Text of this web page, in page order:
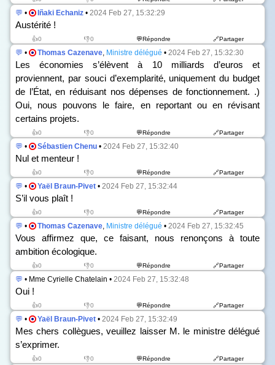
💬 • Iñaki Echaniz • 2024 Feb 27, 15:32:29
Austérité !
👍0 👎0 💬Répondre 🔗Partager
💬 • Thomas Cazenave, Ministre délégué • 2024 Feb 27, 15:32:30
Les économies s’élèvent à 10 milliards d’euros et
proviennent, par souci d’exemplarité, uniquement du budget
de l’État, en réduisant nos dépenses de fonctionnement. .)
Oui, nous pouvons le faire, en reportant ou en révisant
certains projets.
👍0 👎0 💬Répondre 🔗Partager
💬 • Sébastien Chenu • 2024 Feb 27, 15:32:40
Nul et menteur !
👍0 👎0 💬Répondre 🔗Partager
💬 • Yaël Braun-Pivet • 2024 Feb 27, 15:32:44
S’il vous plaît !
👍0 👎0 💬Répondre 🔗Partager
💬 • Thomas Cazenave, Ministre délégué • 2024 Feb 27, 15:32:45
Vous affirmez que, ce faisant, nous renonçons à toute
ambition écologique.
👍0 👎0 💬Répondre 🔗Partager
💬 • Mme Cyrielle Chatelain • 2024 Feb 27, 15:32:48
Oui !
👍0 👎0 💬Répondre 🔗Partager
💬 • Yaël Braun-Pivet • 2024 Feb 27, 15:32:49
Mes chers collègues, veuillez laisser M. le ministre délégué
s’exprimer.
👍0 👎0 💬Répondre 🔗Partager